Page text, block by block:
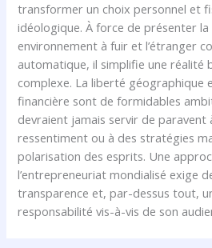
transformer un choix personnel et
idéologique. À force de présenter la
environnement à fuir et l’étranger
automatique, il simplifie une réalité
complexe. La liberté géographique
financière sont de formidables
devraient jamais servir de paravent
ressentiment ou à des stratégies
polarisation des esprits. Une
l’entrepreneuriat mondialisé exige
transparence et, par-dessus tout,
responsabilité vis-à-vis de son